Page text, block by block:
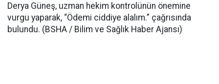
Derya Güneş, uzman hekim kontrolünün önemine
vurgu yaparak, “Ödemi ciddiye alalım.” çağrısında
bulundu. (BSHA / Bilim ve Sağlık Haber Ajansı)